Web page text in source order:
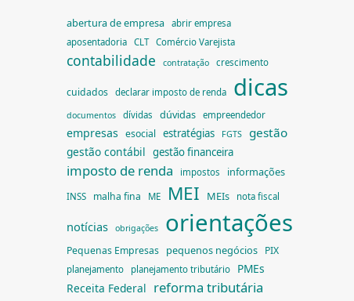
abertura de empresa
abrir empresa
aposentadoria
CLT Comércio Varejista
contabilidade contratação crescimento
cuidados declarar imposto de renda dicas
documentos dívidas dúvidas empreendedor
empresas esocial estratégias FGTS gestão
gestão contábil gestão financeira
imposto de renda impostos informações
INSS malha fina ME MEI MEIs nota fiscal
notícias obrigações orientações
Pequenas Empresas pequenos negócios PIX
planejamento planejamento tributário
PMEs
Receita Federal reforma tributária